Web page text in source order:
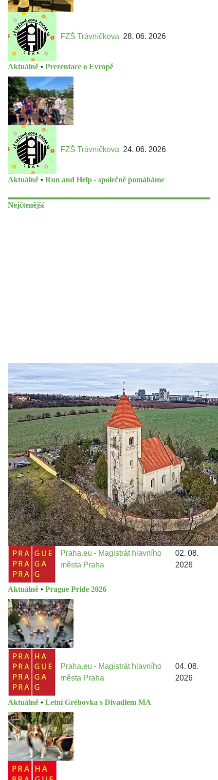
FZŠ Trávníčkova 28. 06. 2026
Aktuálně • Prezentace o Evropě
FZŠ Trávníčkova 24. 06. 2026
Aktuálně • Run and Help - společně pomáháme
Nejčtenější
Zastanem se 03. 08. 2026
Politika • Volební seriál #02: Nová výstavba v jihozápadním
městě
Jakými nástroji navrhujete vstupovat z pozice ÚMČ Praha
13 do procesů developerské výstavby např. v lokalitě
Třebonice a Chaby, kterou umožňuje nově schválený
Metropolitn...
Praha.eu - Magistrát hlavního
města Praha
02. 08.
2026
Aktuálně • Prague Pride 2026
Praha.eu - Magistrát hlavního
města Praha
04. 08.
2026
Aktuálně • Letní Grébovka s Divadlem MA